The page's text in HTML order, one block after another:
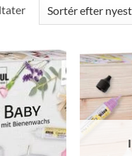
Sorteret
efter